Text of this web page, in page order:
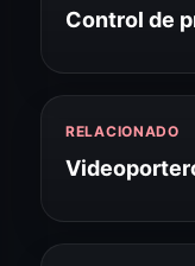
Control de
RELACIONADO